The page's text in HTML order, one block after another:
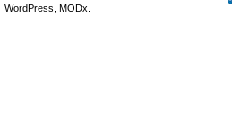
WordPress, MODx.